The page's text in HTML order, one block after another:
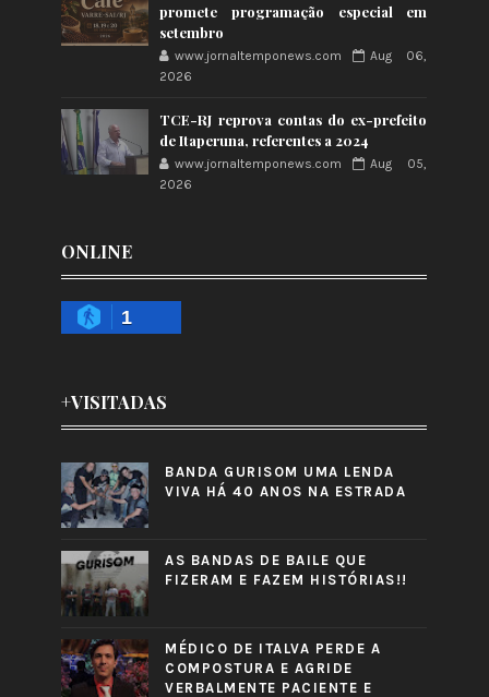
promete programação especial em
setembro
www.jornaltemponews.com
Aug 06,
2026
TCE-RJ reprova contas do ex-prefeito
de Itaperuna, referentes a 2024
www.jornaltemponews.com
Aug 05,
2026
ONLINE
1
+VISITADAS
BANDA GURISOM UMA LENDA
VIVA HÁ 40 ANOS NA ESTRADA
AS BANDAS DE BAILE QUE
FIZERAM E FAZEM HISTÓRIAS!!
MÉDICO DE ITALVA PERDE A
COMPOSTURA E AGRIDE
VERBALMENTE PACIENTE E